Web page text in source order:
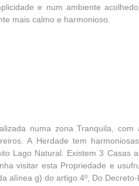
e num ambiente
mais calmo e harmonioso.
numa zona Tranquila,
A Herdade tem
Lago Natural. Existem 3 Casas
visitar esta Propriedade e
alínea g) do artigo 4º, Do